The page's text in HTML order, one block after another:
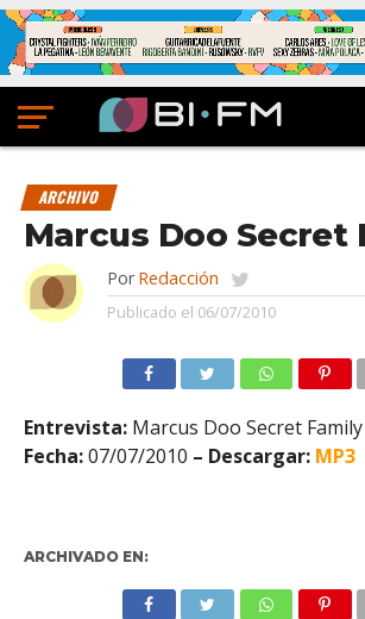
ARCHIVO
Marcus Doo Secret
Por Redacción
Publicado el 06/07/2010
Entrevista:Marcus Doo Secret Family
Fecha:07/07/2010 – Descargar: MP3
ARCHIVADO EN: